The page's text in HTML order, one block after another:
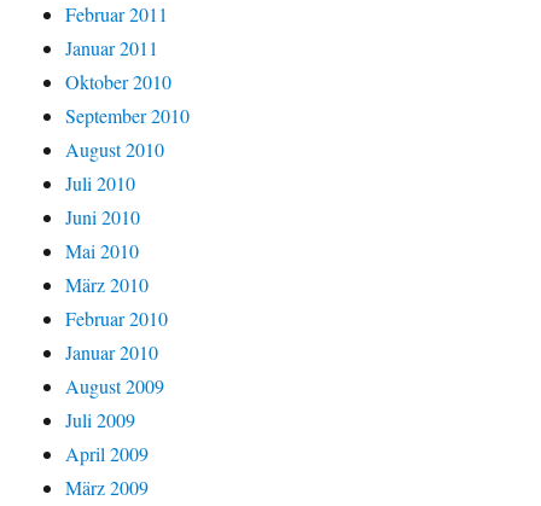
Februar 2011
Januar 2011
Oktober 2010
September 2010
August 2010
Juli 2010
Juni 2010
Mai 2010
März 2010
Februar 2010
Januar 2010
August 2009
Juli 2009
April 2009
März 2009